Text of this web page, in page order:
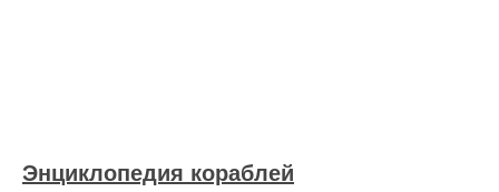
Энциклопедия кораблей